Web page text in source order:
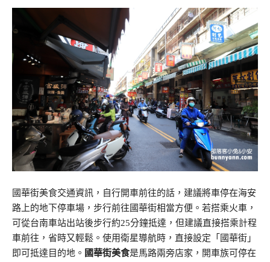
國華街美食交通資訊，自行開車前往的話，建議將車停在海安
路上的地下停車場，步行前往國華街相當方便。若搭乘火車，
可從台南車站出站後步行約25分鐘抵達，但建議直接搭乘計程
車前往，省時又輕鬆。使用衛星導航時，直接設定「國華街」
即可抵達目的地。 國華街美食是馬路兩旁店家，開車族可停在